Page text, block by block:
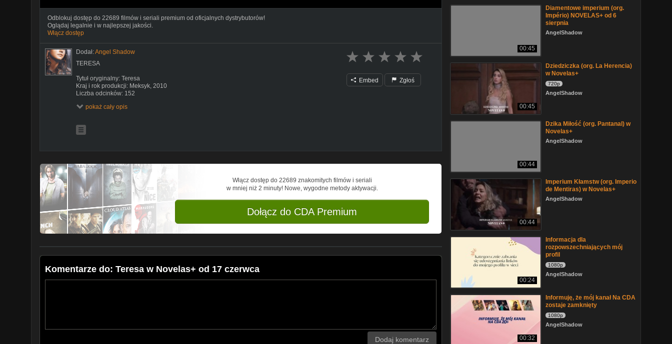
Odblokuj dostęp do 22689 filmów i seriali premium od oficjalnych dystrybutorów!
Oglądaj legalnie i w najlepszej jakości.
Włącz dostęp
Dodał:Angel Shadow
TERESA
Tytuł oryginalny: Teresa
Kraj i rok produkcji: Meksyk, 2010
Liczba odcinków: 152
Angelique Boyer, Sebastian Rulli, Aarón Díaz, Ana Brenda Contreras, Cynthia Klitbo, Manuel
Landeta, Fernanda Castillo, Margarita Magaña, Felicia Mercado, Alejandro Nones, Silvia
Teresa jest piękną i inteligentną młodą kobietą, zdesperowaną, by uciec od ubóstwa dzielnicy, w
której mieszka. Dziewczyna manipuluje otoczeniem, ucieka się do intryg i kłamstw, chcąc
odmienić swój los i awansować społecznie. Mimo iż rodzice dokładali wszelkich starań, by
odebrała jak najlepszą edukację, wyrachowana i ambitna kobieta pragnie osiągnąć życiowy
sukces, niekoniecznie uczciwą pracą. Planuje ucieczkę od otaczającego ją ubóstwa,
wykorzystując swoją urodę jako sposób na uzyskanie dostępu do szerszego świata. Teresa
wielokrotnie wykorzystuje dobroć zakochanego w niej Mariano. Pozbawiona oporów moralnych
krzywdzi osoby z najbliższego otoczenia, by uzyskać pożądany przez siebie cel. Wkrótce jednak
przyjdzie jej ponieść konsekwencje swoich czynów
pokaż cały opis
Embed Zgłoś
Włącz dostęp do 22689 znakomitych filmów i seriali
w mniej niż 2 minuty! Nowe, wygodne metody aktywacji.
Dołącz do CDA Premium
Komentarze do: Teresa w Novelas+ od 17 czerwca
Dodaj komentarz
00:45
Diamentowe imperium (org.
Império) NOVELAS+ od 6
sierpnia
AngelShadow
00:45
Dziedziczka (org. La Herencia)
w Novelas+
720p
AngelShadow
00:44
Dzika Miłość (org. Pantanal) w
Novelas+
AngelShadow
00:44
Imperium Kłamstw (org. Imperio
de Mentiras) w Novelas+
AngelShadow
00:24
Informacja dla
rozpowszechniających mój
profil
1080p
AngelShadow
00:32
Informuję, że mój kanał Na CDA
zostaje zamknięty
1080p
AngelShadow